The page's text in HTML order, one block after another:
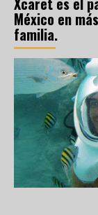
México en
familia.